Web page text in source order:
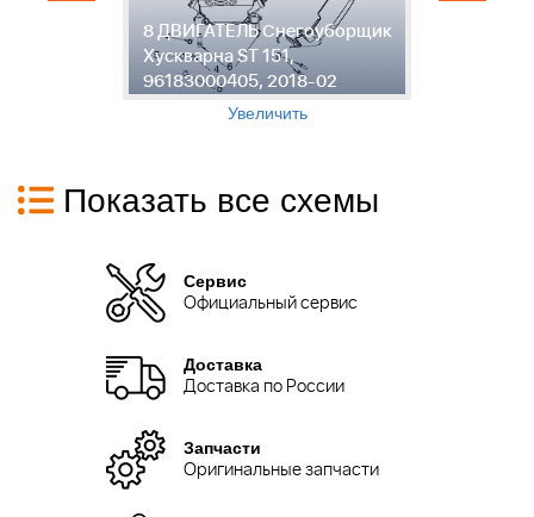
8 ДВИГАТЕЛЬ Снегоуборщик
Хускварна ST 151,
96183000405, 2018-02
Увеличить
Показать все схемы
Сервис
Официальный сервис
Доставка
Доставка по России
Запчасти
Оригинальные запчасти